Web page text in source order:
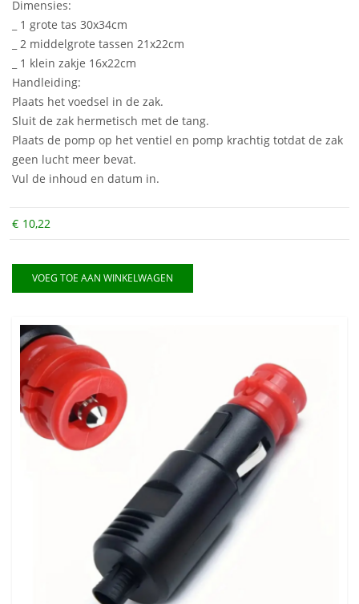
Dimensies:
_ 1 grote tas 30x34cm
_ 2 middelgrote tassen 21x22cm
_ 1 klein zakje 16x22cm
Handleiding:
Plaats het voedsel in de zak.
Sluit de zak hermetisch met de tang.
Plaats de pomp op het ventiel en pomp krachtig totdat de zak
geen lucht meer bevat.
Vul de inhoud en datum in.
€ 10,22
VOEG TOE AAN WINKELWAGEN